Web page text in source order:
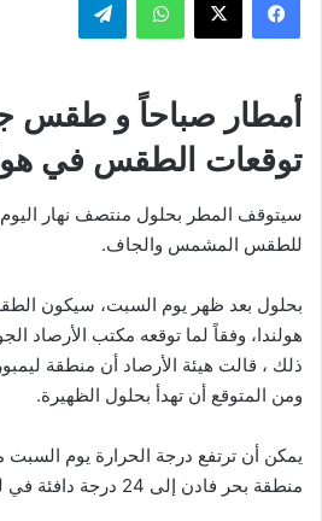
أمطار صباحاً و طقس
توقعات الطقس في
سيتوقف المطر بحلول منتصف نهار
للطقس المشمس والجاف.
بحلول بعد ظهر يوم السبت، سيكون
ذلك ، قالت هيئة الأرصاد أن منطقة
ومن المتوقع أن تهدأ بحلول الظهيرة.
منطقة بحر فادن إلى 24 درجة دافئة في ليمبورخ.